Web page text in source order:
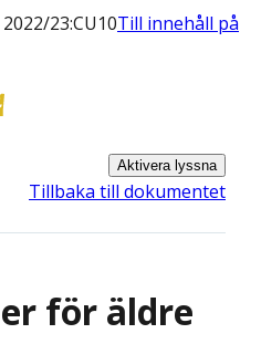
23:CU10Till innehåll på
Aktivera lyssna
Tillbaka till dokumentet
för äldre